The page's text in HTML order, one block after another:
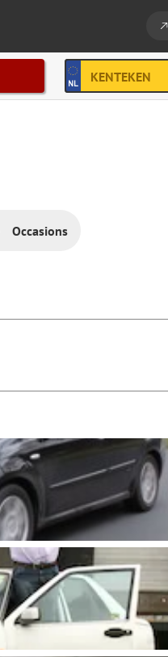
Occasions